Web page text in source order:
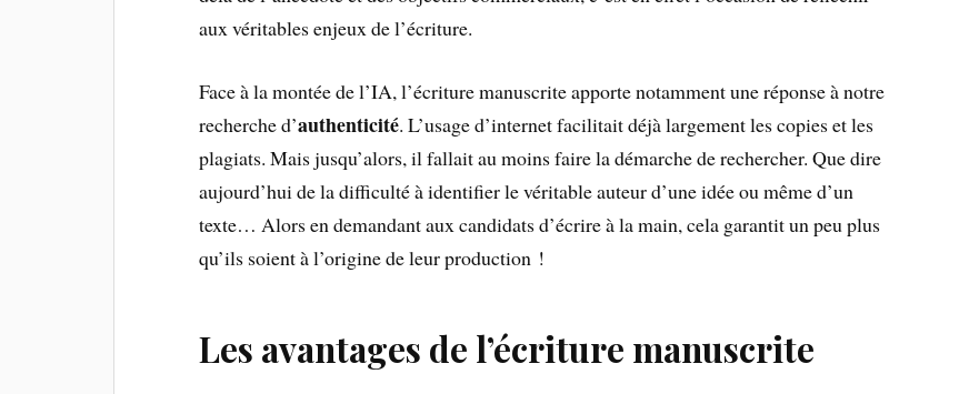
aux véritables enjeux de l’écriture.
Face à la montée de l’IA, l’écriture manuscrite apporte notamment une réponse à notre
recherche d’authenticité. L’usage d’internet facilitait déjà largement les copies et les
plagiats. Mais jusqu’alors, il fallait au moins faire la démarche de rechercher. Que dire
aujourd’hui de la difficulté à identifier le véritable auteur d’une idée ou même d’un
texte… Alors en demandant aux candidats d’écrire à la main, cela garantit un peu plus
qu’ils soient à l’origine de leur production !
Les avantages de l’écriture manuscrite